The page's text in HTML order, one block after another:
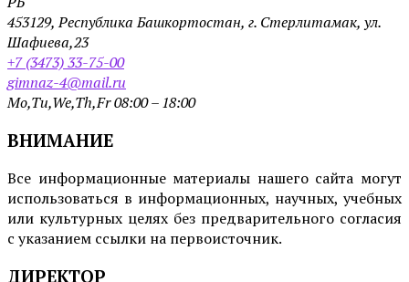
453129, Республика Башкортостан, г. Стерлитамак, ул.
Шафиева,23
+7 (3473) 33-75-00
gimnaz-4@mail.ru
Mo,Tu,We,Th,Fr 08:00 – 18:00
ВНИМАНИЕ
Все информационные материалы нашего сайта могут
использоваться в информационных, научных, учебных
или культурных целях без предварительного согласия
с указанием ссылки на первоисточник.
ДИРЕКТОР